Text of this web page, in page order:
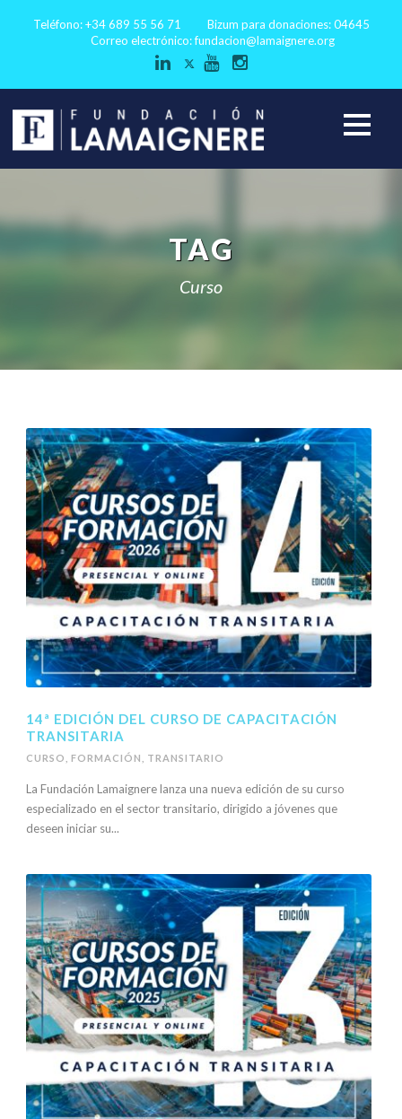
Teléfono: +34 689 55 56 71
Bizum para donaciones: 04645
Correo electrónico:fundacion@lamaignere.org
TAG
Curso
14ª EDICIÓN DEL CURSO DE CAPACITACIÓN
TRANSITARIA
CURSO FORMACIÓN TRANSITARIO
La Fundación Lamaignere lanza una nueva edición de su curso
especializado en el sector transitario, dirigido a jóvenes que
deseen iniciar su...